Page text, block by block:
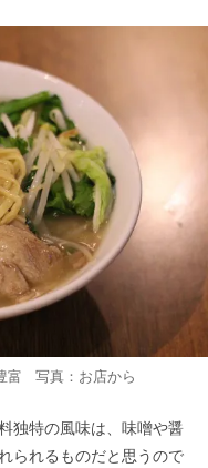
富 写真：お店から
独特の風味は、味噌や醤
られるものだと思うので